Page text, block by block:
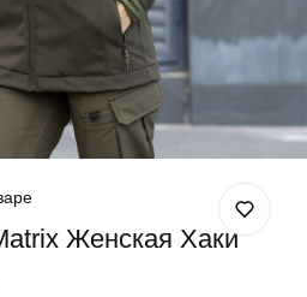
Женская Хаки